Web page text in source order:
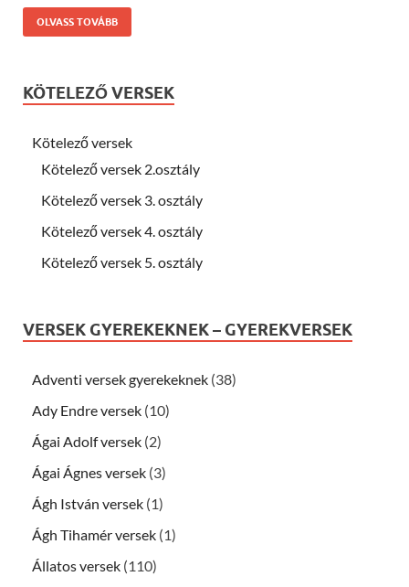
OLVASS TOVÁBB
KÖTELEZŐ VERSEK
Kötelező versek
Kötelező versek 2.osztály
Kötelező versek 3. osztály
Kötelező versek 4. osztály
Kötelező versek 5. osztály
VERSEK GYEREKEKNEK – GYEREKVERSEK
Adventi versek gyerekeknek (38)
Ady Endre versek (10)
Ágai Adolf versek (2)
Ágai Ágnes versek (3)
Ágh István versek (1)
Ágh Tihamér versek (1)
Állatos versek (110)